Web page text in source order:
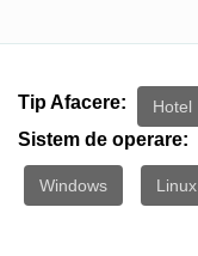
Tip Afacere: Hotel
Sistem de operare:
Windows Linux